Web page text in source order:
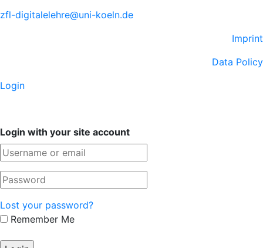
zfl-digitalelehre@uni-koeln.de
Imprint
Data Policy
Login
Login with your site account
Lost your password?
Remember Me